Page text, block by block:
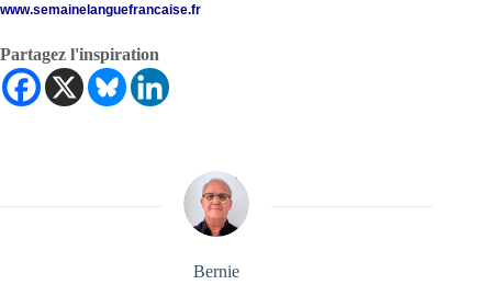
www.semainelanguefrancaise.fr
Partagez l'inspiration
Bernie